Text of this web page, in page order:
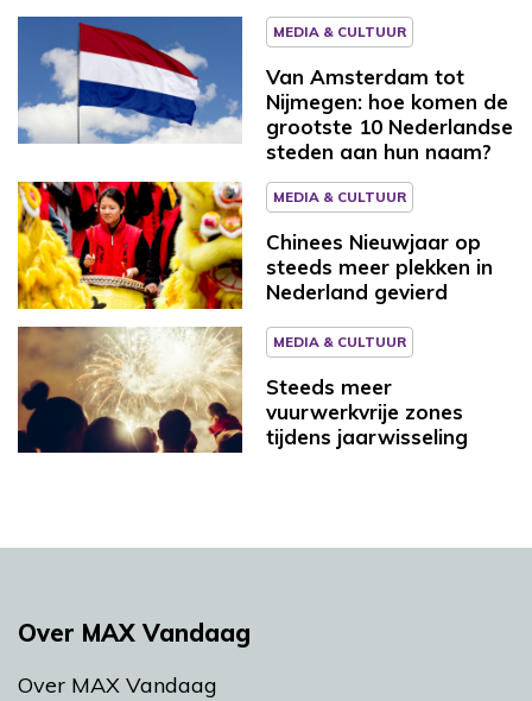
MEDIA & CULTUUR
Van Amsterdam tot
Nijmegen: hoe komen de
grootste 10 Nederlandse
steden aan hun naam?
MEDIA & CULTUUR
Chinees Nieuwjaar op
steeds meer plekken in
Nederland gevierd
MEDIA & CULTUUR
Steeds meer
vuurwerkvrije zones
tijdens jaarwisseling
Over MAX Vandaag
Over MAX Vandaag